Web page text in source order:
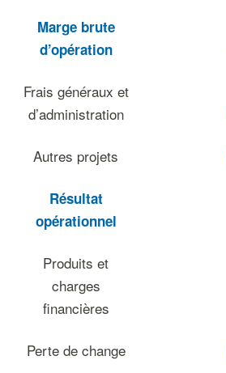
Marge brute
d’opération
Frais généraux et
d’administration
Autres projets
Résultat
opérationnel
Produits et
charges
financières
Perte de change